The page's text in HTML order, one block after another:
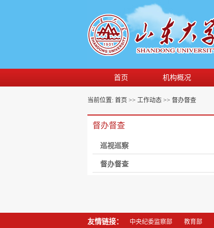
首页 机构概况
当前位置: 首页 >> 工作动态 >> 督办督查
督办督查
巡视巡察
督办督查
友情链接： 中央纪委监察部 教育部